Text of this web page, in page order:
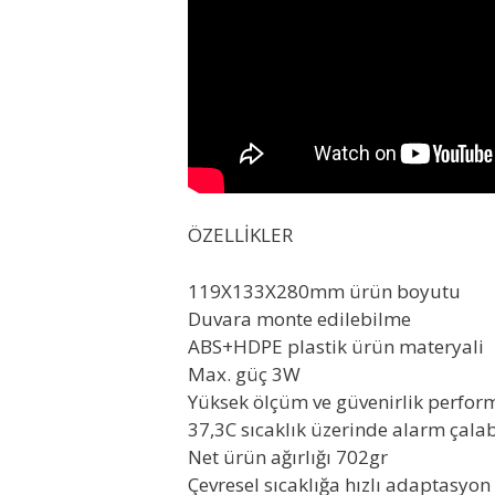
ÖZELLİKLER
119X133X280mm ürün boyutu
Duvara monte edilebilme
ABS+HDPE plastik ürün materyali
Max. güç 3W
Yüksek ölçüm ve güvenirlik
37,3C sıcaklık üzerinde alarm
Net ürün ağırlığı 702gr
Çevresel sıcaklığa hızlı adaptasyon